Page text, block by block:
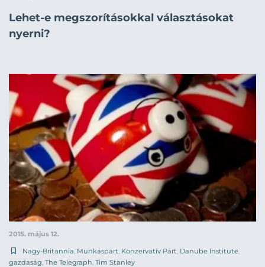
Lehet-e megszorításokkal választásokat
nyerni?
2015. május 12.
Nagy-Britannia Munkáspárt Konzervatív Párt Danube Institute
gazdaság The Telegraph Tim Stanley